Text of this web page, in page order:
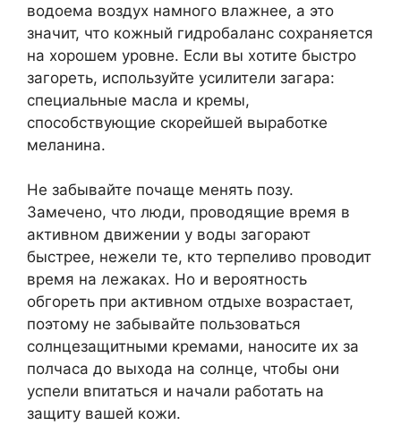
водоема воздух намного влажнее, а это
значит, что кожный гидробаланс сохраняется
на хорошем уровне. Если вы хотите быстро
загореть, используйте усилители загара:
специальные масла и кремы,
способствующие скорейшей выработке
меланина.
Не забывайте почаще менять позу.
Замечено, что люди, проводящие время в
активном движении у воды загорают
быстрее, нежели те, кто терпеливо проводит
время на лежаках. Но и вероятность
обгореть при активном отдыхе возрастает,
поэтому не забывайте пользоваться
солнцезащитными кремами, наносите их за
полчаса до выхода на солнце, чтобы они
успели впитаться и начали работать на
защиту вашей кожи.